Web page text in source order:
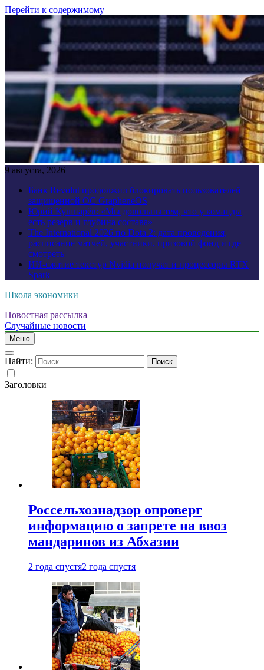
Перейти к содержимому
9 августа, 2026
Банк Revolut продолжил блокировать пользователей
защищенной ОС GrapheneOS
Юрий Кушнарёв: «Мы довольны тем, что у команды
есть резерв и глубина состава»
The International 2026 по Dota 2: дата проведения,
расписание матчей, участники, призовой фонд и где
смотреть
ИИ-сжатие текстур Nvidia получат и процессоры RTX
Spark
Школа экономики
Новостная рассылка
Случайные новости
Меню
Найти:
Заголовки
Россельхознадзор опроверг
информацию о запрете на ввоз
мандаринов из Абхазии
2 года спустя2 года спустя